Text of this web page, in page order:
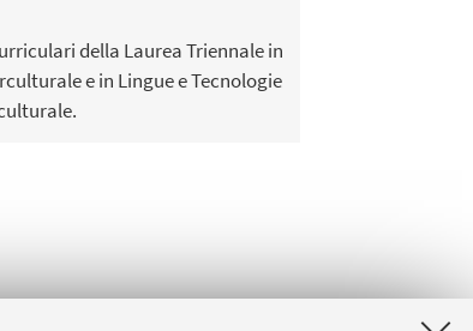
della Laurea Triennale in
e in Lingue e Tecnologie